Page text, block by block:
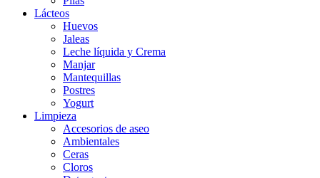
Lácteos
Huevos
Jaleas
Leche líquida y Crema
Manjar
Mantequillas
Postres
Yogurt
Limpieza
Accesorios de aseo
Ambientales
Ceras
Cloros